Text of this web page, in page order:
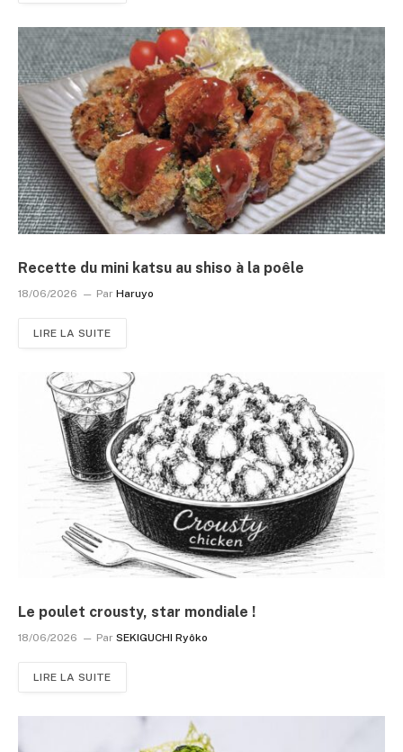
Recette du mini katsu au shiso à la poêle
18/06/2026 Par Haruyo
LIRE LA SUITE
Le poulet crousty, star mondiale !
18/06/2026 Par SEKIGUCHI Ryôko
LIRE LA SUITE